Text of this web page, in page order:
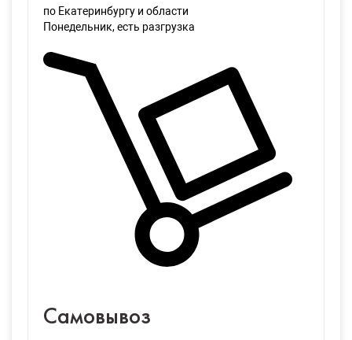
по Екатеринбургу и области
Понедельник, есть разгрузка
Самовывоз